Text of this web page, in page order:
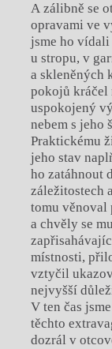
A zálibně se
opravami ve
jsme ho vídali
u stropu, v
a skleněných
pokojů kráčel
uspokojený
nebem s jeho
Praktickému
jeho stav
ho zatáhnout
záležitostech
tomu věnoval
a chvěly se
místnosti,
vztyčil
nejvyšší
V ten čas
těchto
dozrál v